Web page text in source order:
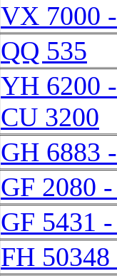
VX 7000
QQ 535
YH 6200
CU 3200
GH 6883
GF 2080
GF 5431
FH